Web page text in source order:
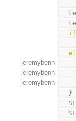
jeremybenn
jeremybenn
jeremybenn
}